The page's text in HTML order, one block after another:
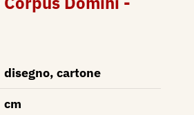
disegno, cartone
cm